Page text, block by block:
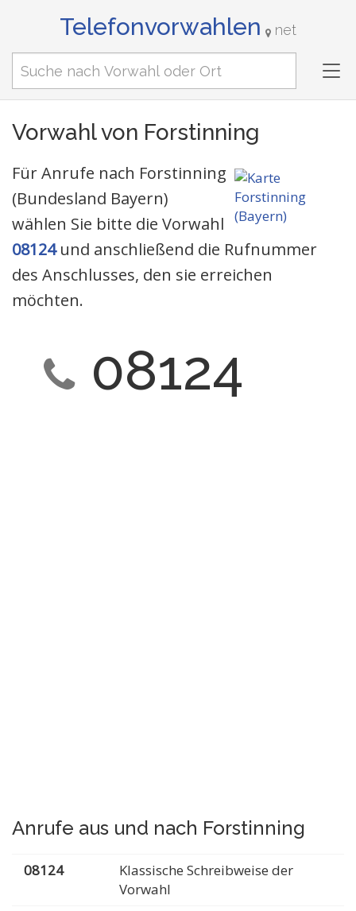
Telefonvorwahlen net
Vorwahl von Forstinning
Für Anrufe nach Forstinning
(Bundesland Bayern)
wählen Sie bitte die Vorwahl
08124und anschließend die Rufnummer
des Anschlusses, den sie erreichen
möchten.
08124
Anrufe aus und nach Forstinning
08124
Klassische Schreibweise der
Vorwahl